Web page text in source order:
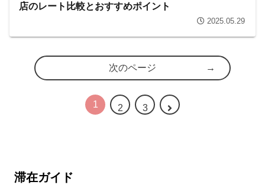
店のレート比較とおすすめポイント
2025.05.29
次のページ
1 2 3
滞在ガイド